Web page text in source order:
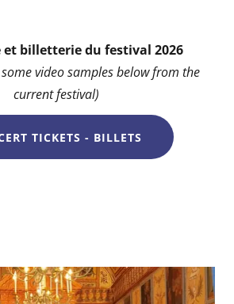
et billetterie du festival 2026
video samples below from the
current festival)
TICKETS - BILLETS